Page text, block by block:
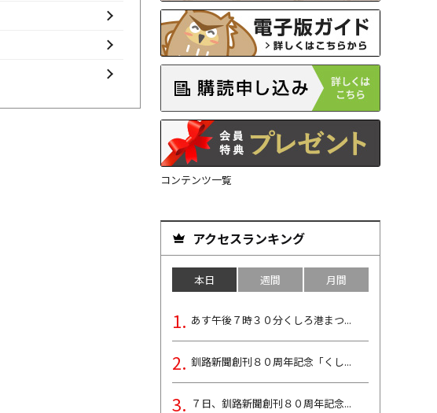
コンテンツ一覧
アクセスランキング
本日 週間 月間
あす午後７時３０分くしろ港まつ...
釧路新聞創刊８０周年記念「くし...
７日、釧路新聞創刊８０周年記念...